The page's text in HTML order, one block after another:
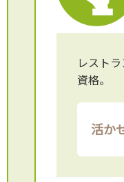
レスト
資格。
活か